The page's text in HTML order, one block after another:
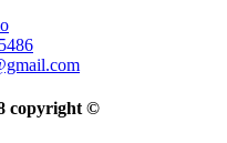
copyright ©